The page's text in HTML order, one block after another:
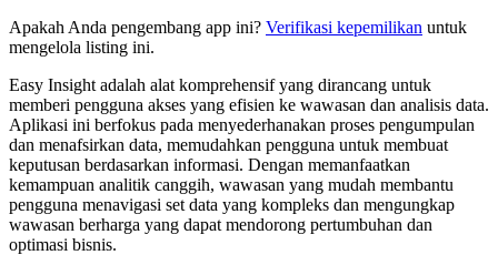
Apakah Anda pengembang app ini? Verifikasi kepemilikan untuk
mengelola listing ini.
Easy Insight adalah alat komprehensif yang dirancang untuk
memberi pengguna akses yang efisien ke wawasan dan analisis data.
Aplikasi ini berfokus pada menyederhanakan proses pengumpulan
dan menafsirkan data, memudahkan pengguna untuk membuat
keputusan berdasarkan informasi. Dengan memanfaatkan
kemampuan analitik canggih, wawasan yang mudah membantu
pengguna menavigasi set data yang kompleks dan mengungkap
wawasan berharga yang dapat mendorong pertumbuhan dan
optimasi bisnis.